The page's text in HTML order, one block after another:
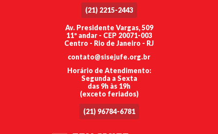
(21) 2215-2443
Av. Presidente Vargas, 509
11º andar - CEP 20071-003
Centro - Rio de Janeiro - RJ
contato@sisejufe.org.br
Horário de Atendimento:
Segunda a Sexta
das 9h às 19h
(exceto feriados)
(21) 96784-6781